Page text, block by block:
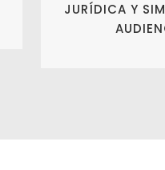
JURÍDICA Y